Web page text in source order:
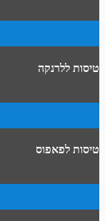
טיסות ללרנקה
טיסות לפאפוס